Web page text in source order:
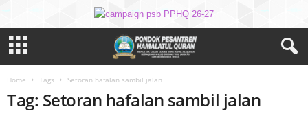
Home Tags Setoran hafalan sambil jalan
Tag: Setoran hafalan sambil jalan